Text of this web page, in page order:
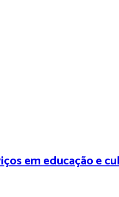
em educação e